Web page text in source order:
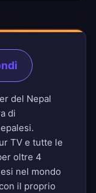
del Nepal
di
TV e tutte le
oltre 4
nel mondo
il proprio